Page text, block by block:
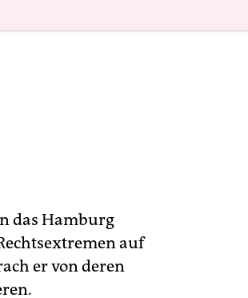
das Hamburg
auf
er von deren